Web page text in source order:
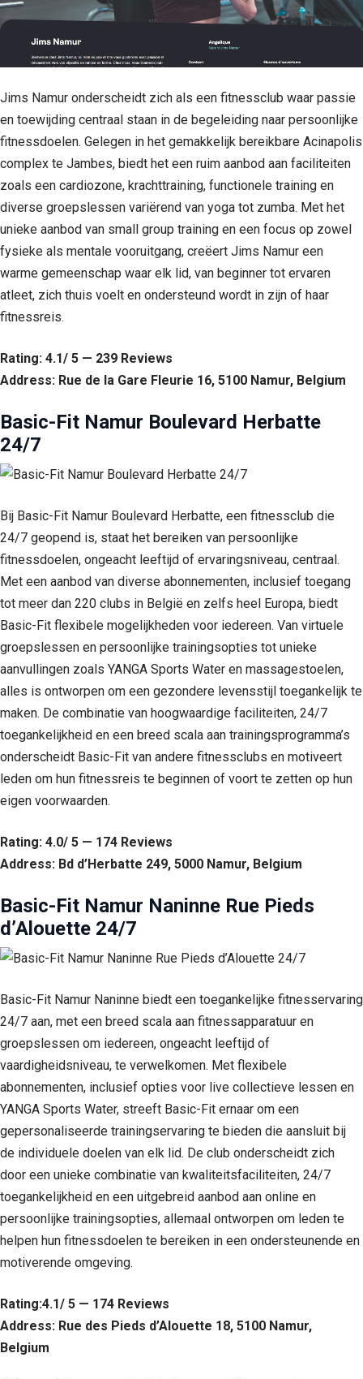
Jims Namur onderscheidt zich als een fitnessclub waar passie
en toewijding centraal staan in de begeleiding naar persoonlijke
fitnessdoelen. Gelegen in het gemakkelijk bereikbare Acinapolis
complex te Jambes, biedt het een ruim aanbod aan faciliteiten
zoals een cardiozone, krachttraining, functionele training en
diverse groepslessen variërend van yoga tot zumba. Met het
unieke aanbod van small group training en een focus op zowel
fysieke als mentale vooruitgang, creëert Jims Namur een
warme gemeenschap waar elk lid, van beginner tot ervaren
atleet, zich thuis voelt en ondersteund wordt in zijn of haar
fitnessreis.
Rating: 4.1/ 5 — 239 Reviews
Address: Rue de la Gare Fleurie 16, 5100 Namur, Belgium
Basic-Fit Namur Boulevard Herbatte
24/7
Bij Basic-Fit Namur Boulevard Herbatte, een fitnessclub die
24/7 geopend is, staat het bereiken van persoonlijke
fitnessdoelen, ongeacht leeftijd of ervaringsniveau, centraal.
Met een aanbod van diverse abonnementen, inclusief toegang
tot meer dan 220 clubs in België en zelfs heel Europa, biedt
Basic-Fit flexibele mogelijkheden voor iedereen. Van virtuele
groepslessen en persoonlijke trainingsopties tot unieke
aanvullingen zoals YANGA Sports Water en massagestoelen,
alles is ontworpen om een gezondere levensstijl toegankelijk te
maken. De combinatie van hoogwaardige faciliteiten, 24/7
toegankelijkheid en een breed scala aan trainingsprogramma’s
onderscheidt Basic-Fit van andere fitnessclubs en motiveert
leden om hun fitnessreis te beginnen of voort te zetten op hun
eigen voorwaarden.
Rating: 4.0/ 5 — 174 Reviews
Address: Bd d’Herbatte 249, 5000 Namur, Belgium
Basic-Fit Namur Naninne Rue Pieds
d’Alouette 24/7
Basic-Fit Namur Naninne biedt een toegankelijke fitnesservaring
24/7 aan, met een breed scala aan fitnessapparatuur en
groepslessen om iedereen, ongeacht leeftijd of
vaardigheidsniveau, te verwelkomen. Met flexibele
abonnementen, inclusief opties voor live collectieve lessen en
YANGA Sports Water, streeft Basic-Fit ernaar om een
gepersonaliseerde trainingservaring te bieden die aansluit bij
de individuele doelen van elk lid. De club onderscheidt zich
door een unieke combinatie van kwaliteitsfaciliteiten, 24/7
toegankelijkheid en een uitgebreid aanbod aan online en
persoonlijke trainingsopties, allemaal ontworpen om leden te
helpen hun fitnessdoelen te bereiken in een ondersteunende en
motiverende omgeving.
Rating:4.1/ 5 — 174 Reviews
Address: Rue des Pieds d’Alouette 18, 5100 Namur,
Belgium